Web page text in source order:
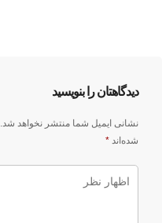
دیدگاهتان را بنویسید
نشانی ایمیل شما منتشر نخواهد شد.
شده‌اند *